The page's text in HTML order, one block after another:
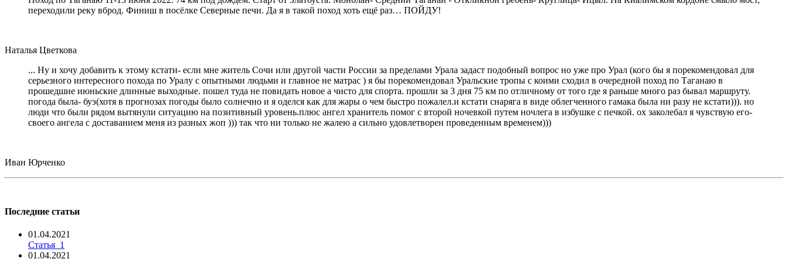
переходили реку вброд. Финиш в посёлке Северные печи. Да я в такой поход хоть ещё раз… ПОЙДУ!
Наталья Цветкова
... Ну и хочу добавить к этому кстати- если мне житель Сочи или другой части России за пределами Урала задаст подобный вопрос но уже про Урал (кого бы я порекомендовал для
серьезного интересного похода по Уралу с опытными людьми и главное не матрас ) я бы порекомендовал Уральские тропы с коими сходил в очередной поход по Таганаю в
прошедшие июньские длинные выходные. пошел туда не повидать новое а чисто для спорта. прошли за 3 дня 75 км по отличному от того где я раньше много раз бывал маршруту.
погода была- буэ(хотя в прогнозах погоды было солнечно и я оделся как для жары о чем быстро пожалел.и кстати снаряга в виде облегченного гамака была ни разу не кстати))). но
люди что были рядом вытянули ситуацию на позитивный уровень.плюс ангел хранитель помог с второй ночевкой путем ночлега в избушке с печкой. ох заколебал я чувствую его-
своего ангела с доставанием меня из разных жоп ))) так что ни только не жалею а сильно удовлетворен проведенным временем)))
Иван Юрченко
Последние статьи
01.04.2021
Статья_1
01.04.2021